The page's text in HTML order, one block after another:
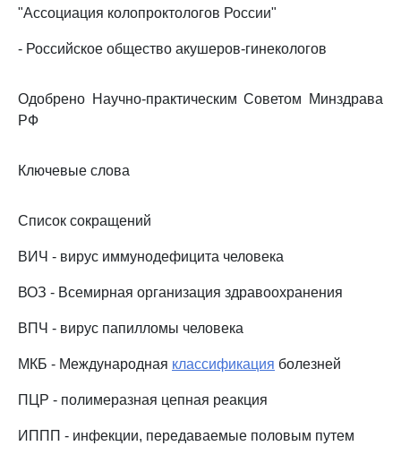
"Ассоциация колопроктологов России"
- Российское общество акушеров-гинекологов
Одобрено Научно-практическим Советом Минздрава
РФ
Ключевые слова
Список сокращений
ВИЧ - вирус иммунодефицита человека
ВОЗ - Всемирная организация здравоохранения
ВПЧ - вирус папилломы человека
МКБ - Международная классификация болезней
ПЦР - полимеразная цепная реакция
ИППП - инфекции, передаваемые половым путем